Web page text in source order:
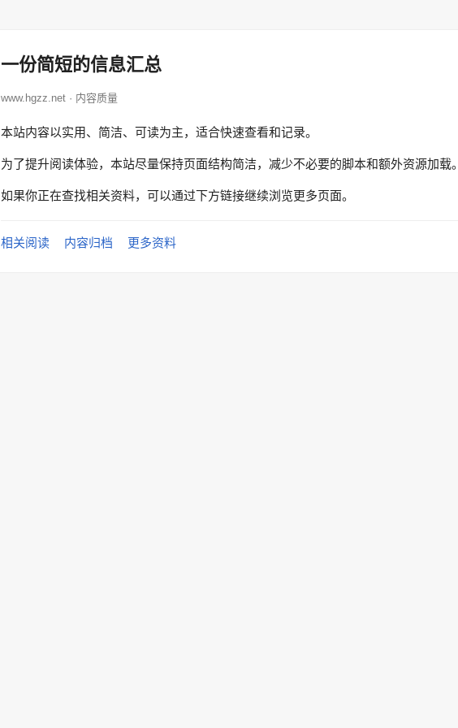
一份简短的信息汇总
www.hgzz.net · 内容质量
本站内容以实用、简洁、可读为主，适合快速查看和记录。
为了提升阅读体验，本站尽量保持页面结构简洁，减少不必要的脚本和额外资源加载。
如果你正在查找相关资料，可以通过下方链接继续浏览更多页面。
相关阅读 内容归档 更多资料